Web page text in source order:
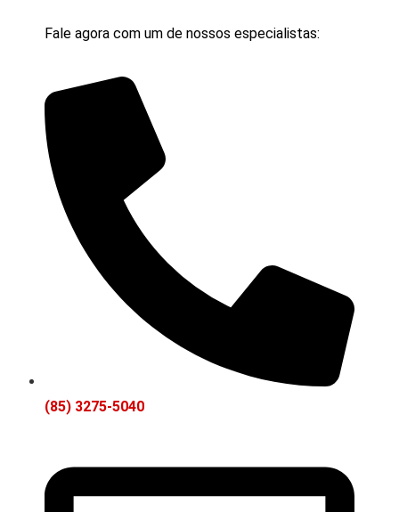
Fale agora com um de nossos especialistas:
(85) 3275-5040